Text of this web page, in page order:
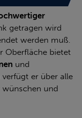
getragen wird
werden muß.
Oberfläche bietet
und
verfügt er über alle
wünschen und